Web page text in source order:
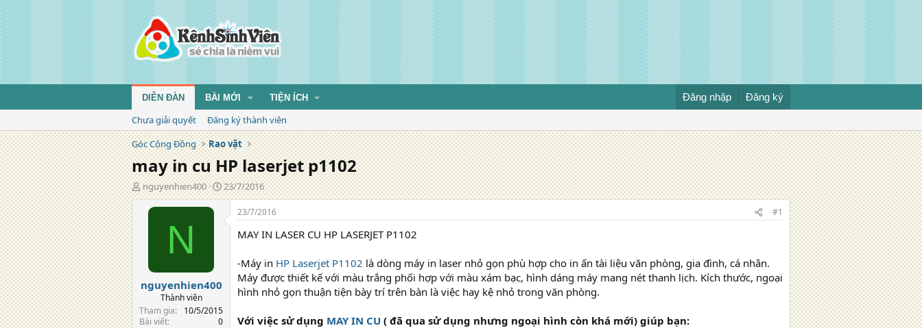
DIỄN ĐÀN BÀI MỚI TIỆN ÍCH Đăng nhập Đăng ký
Chưa giải quyết
Đăng ký thành viên
Góc Cộng Đồng
Rao vặt
may in cu HP laserjet p1102
T
á
nguyenhien400
N
g
y
23/7/2016
N
nguyenhien400
Thành viên
Tham gia
10/5/2015
Bài viết
0
23/7/2016 #1
MAY IN LASER CU HP LASERJET P1102
-Máy in HP Laserjet P1102 là dòng máy in laser nhỏ gọn phù hợp cho in ấn tài liệu văn phòng, gia đình, cá nhân.
Máy được thiết kế với màu trắng phối hợp với màu xám bạc, hình dáng máy mang nét thanh lịch. Kích thước, ngoại
hình nhỏ gọn thuận tiện bày trí trên bàn là việc hay kệ nhỏ trong văn phòng.
Với việc sử dụng MAY IN CU ( đã qua sử dụng nhưng ngoại hình còn khá mới) giúp bạn: